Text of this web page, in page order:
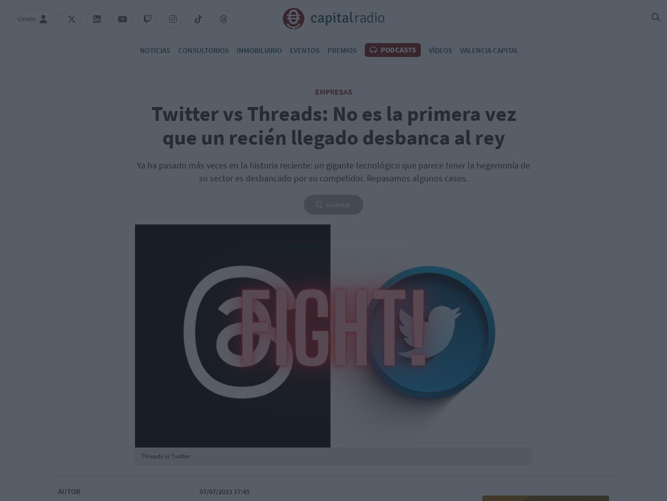
Únete
NOTICIAS CONSULTORIOS INMOBILIARIO EVENTOS PREMIOS PODCASTS VÍDEOS VALENCIA CAPITAL
EMPRESAS
Twitter vs Threads: No es la primera vez
que un recién llegado desbanca al rey
Ya ha pasado más veces en la historia reciente: un gigante tecnológico que parece tener la hegemonía de
su sector es desbancado por su competidor. Repasamos algunos casos.
Threads vs Twitter
AUTOR
07/07/2023 17:45